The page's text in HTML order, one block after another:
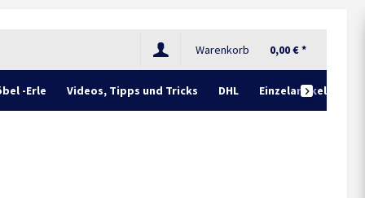
Warenkorb 0,00 € *
-Erle Videos, Tipps und Tricks DHL Einzelartikel
